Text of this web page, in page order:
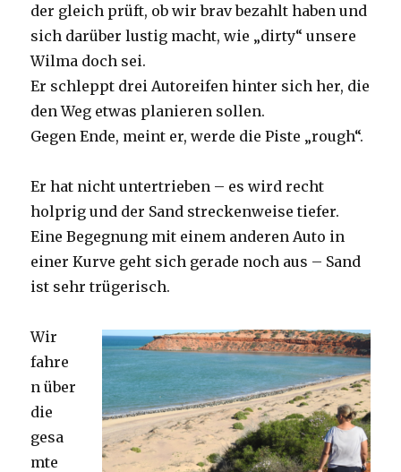
der gleich prüft, ob wir brav bezahlt haben und
sich darüber lustig macht, wie „dirty“ unsere
Wilma doch sei.
Er schleppt drei Autoreifen hinter sich her, die
den Weg etwas planieren sollen.
Gegen Ende, meint er, werde die Piste „rough“.
Er hat nicht untertrieben – es wird recht
holprig und der Sand streckenweise tiefer.
Eine Begegnung mit einem anderen Auto in
einer Kurve geht sich gerade noch aus – Sand
ist sehr trügerisch.
Wir
fahre
n über
die
gesa
mte